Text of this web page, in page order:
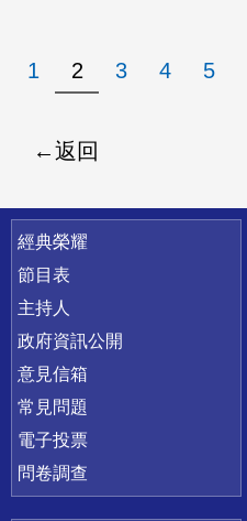
1 2 3 4 5
返回
快速連結
經典榮耀
節目表
主持人
政府資訊公開
意見信箱
常見問題
電子投票
問卷調查